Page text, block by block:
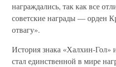
награждались, так как все
советские награды — орден
отвагу».
История знака «Халхин-Гол»
стал единственной в мире